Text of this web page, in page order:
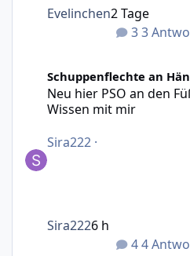
3
Evelinchen2 Tage
Schuppenflechte an
Neu hier PSO an den
Wissen mit mir
Sira222 ·
4
Sira2226 h